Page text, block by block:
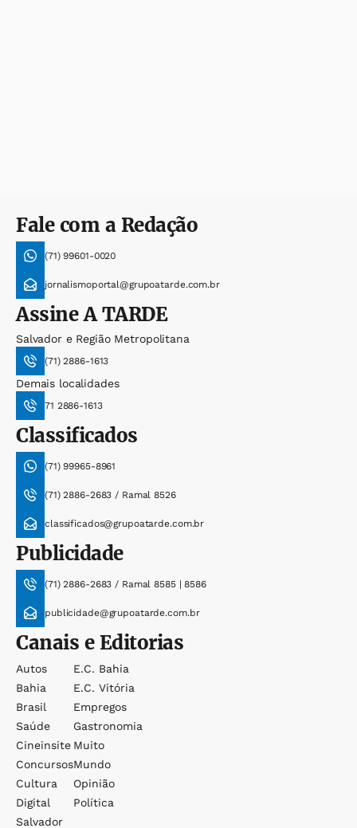
Fale com a Redação
(71) 99601-0020
jornalismoportal@grupoatarde.com.br
AssineA TARDE
Salvador e Região Metropolitana
(71) 2886-1613
Demais localidades
71 2886-1613
Classificados
(71) 99965-8961
(71) 2886-2683 / Ramal 8526
classificados@grupoatarde.com.br
Publicidade
(71) 2886-2683 / Ramal 8585 | 8586
publicidade@grupoatarde.com.br
Canais e Editorias
Autos
Bahia
Brasil
Saúde
Cineinsite
Concursos
Cultura
Digital
Salvador
E.c. Bahia
E.c. Vitória
Empregos
Gastronomia
Muito
Mundo
Opinião
Política